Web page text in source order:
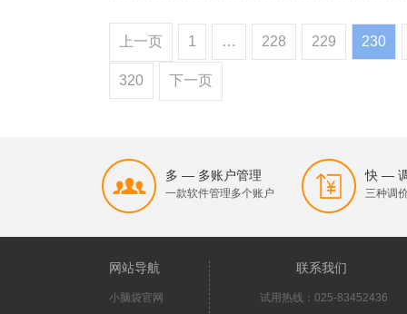
上一页 1 … 228 229 230
320 下一页
多 — 多账户管理
一款软件管理多个账户
快 —
三种调
网站导航
小脑袋官网
联系我们
试用热线：025-83452436